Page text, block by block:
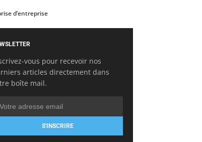
d’entreprise
vous pour recevoir nos
articles directement dans
boîte mail.
S'INSCRIRE